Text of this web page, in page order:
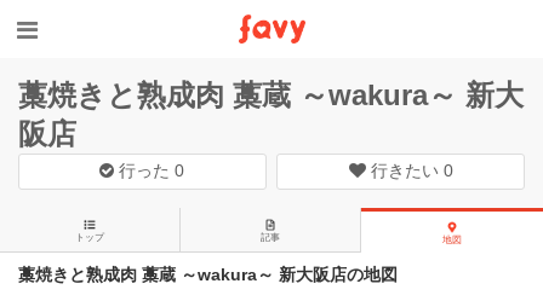
藁焼きと熟成肉 藁蔵 ～wakura～ 新大
阪店
行った0 行きたい 0
トップ 記事 地図
藁焼きと熟成肉 藁蔵 ～wakura～ 新大阪店の地図